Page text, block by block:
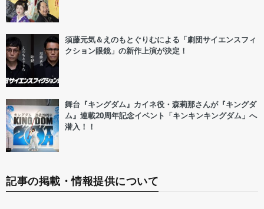
須藤元気＆えのもとぐりむによる「劇団サイエンスフィ
クション眼鏡」の新作上演が決定！
舞台『キングダム』カイネ役・森莉那さんが『キングダ
ム』連載20周年記念イベント「キンキンキングダム」へ
潜入！！
記事の掲載・情報提供について